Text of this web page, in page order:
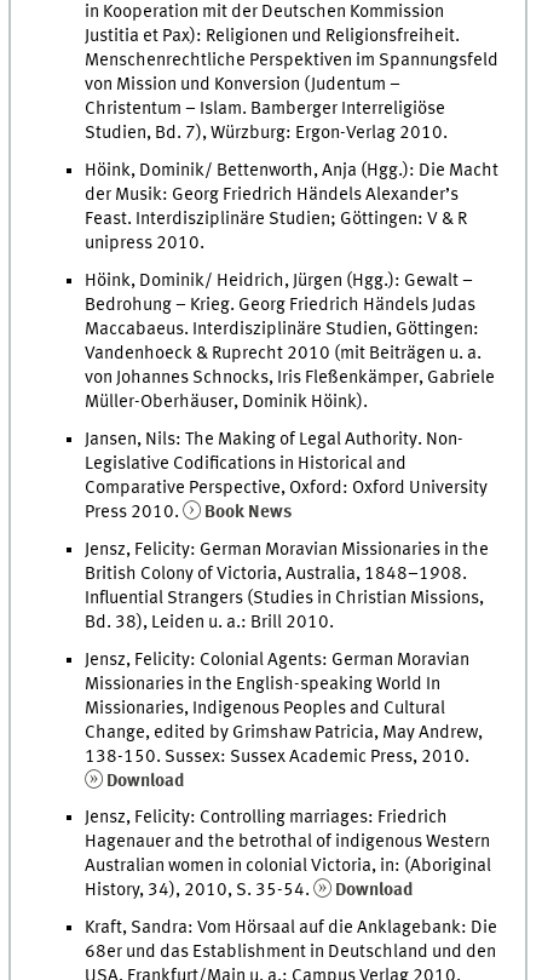
in Kooperation mit der Deutschen Kommission
Justitia et Pax): Religionen und Religionsfreiheit.
Menschenrechtliche Perspektiven im Spannungsfeld
von Mission und Konversion (Judentum –
Christentum – Islam. Bamberger Interreligiöse
Studien, Bd. 7), Würzburg: Ergon-Verlag 2010.
Höink, Dominik/ Bettenworth, Anja (Hgg.): Die Macht
der Musik: Georg Friedrich Händels Alexander’s
Feast. Interdisziplinäre Studien; Göttingen: V & R
unipress 2010.
Höink, Dominik/ Heidrich, Jürgen (Hgg.): Gewalt –
Bedrohung – Krieg. Georg Friedrich Händels Judas
Maccabaeus. Interdisziplinäre Studien, Göttingen:
Vandenhoeck & Ruprecht 2010 (mit Beiträgen u. a.
von Johannes Schnocks, Iris Fleßenkämper, Gabriele
Müller-Oberhäuser, Dominik Höink).
Jansen, Nils: The Making of Legal Authority. Non-
Legislative Codifications in Historical and
Comparative Perspective, Oxford: Oxford University
Press 2010.
Book News
Jensz, Felicity: German Moravian Missionaries in the
British Colony of Victoria, Australia, 1848–1908.
Influential Strangers (Studies in Christian Missions,
Bd. 38), Leiden u. a.: Brill 2010.
Jensz, Felicity: Colonial Agents: German Moravian
Missionaries in the English-speaking World In
Missionaries, Indigenous Peoples and Cultural
Change, edited by Grimshaw Patricia, May Andrew,
138-150. Sussex: Sussex Academic Press, 2010.
Download
Jensz, Felicity: Controlling marriages: Friedrich
Hagenauer and the betrothal of indigenous Western
Australian women in colonial Victoria, in: (Aboriginal
History, 34), 2010, S. 35-54.
Download
Kraft, Sandra: Vom Hörsaal auf die Anklagebank: Die
68er und das Establishment in Deutschland und den